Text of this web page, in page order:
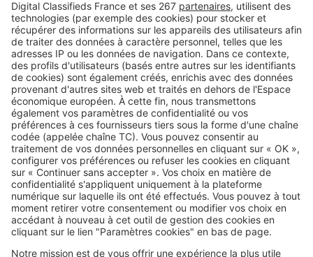
avant d'installer une climatisation
Image
Louer
Cette aide peut faire baisser votre
loyer HLM : qui peut vraiment en
profiter ?
SeLoger c'est aussi